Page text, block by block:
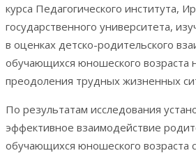
курса Педагогического института,
государственного университета,
в оценках детско-родительского
обучающихся юношеского возраста
преодоления трудных жизненных
По результатам исследования
эффективное взаимодействие
обучающихся юношеского возраста